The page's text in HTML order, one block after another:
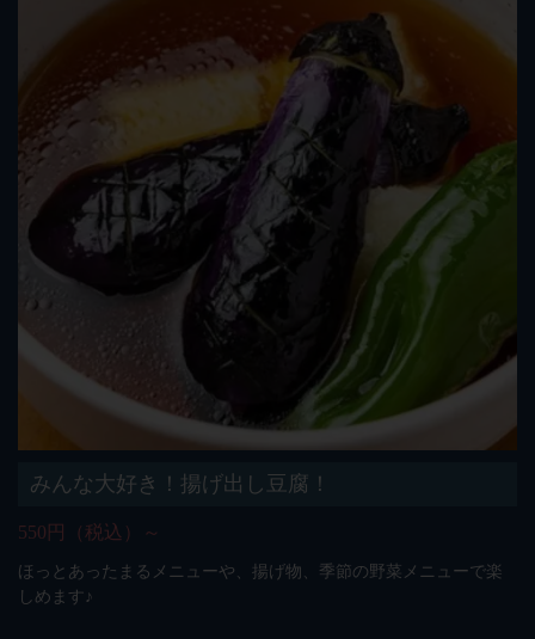
みんな大好き！揚げ出し豆腐！
550円（税込）～
ほっとあったまるメニューや、揚げ物、季節の野菜メニューで楽
しめます♪